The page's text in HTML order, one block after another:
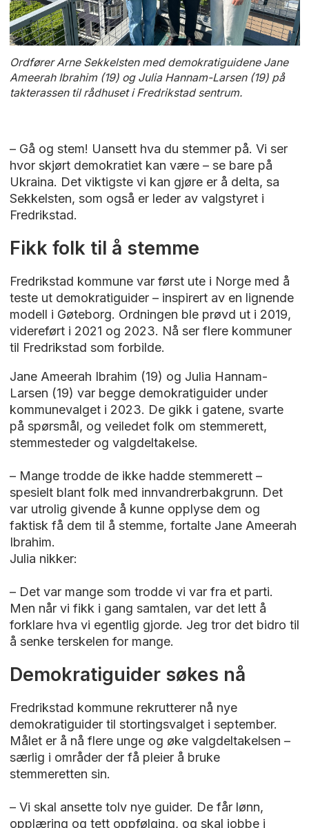
Ordfører Arne Sekkelsten med demokratiguidene Jane
Ameerah Ibrahim (19) og Julia Hannam-Larsen (19) på
takterassen til rådhuset i Fredrikstad sentrum.
– Gå og stem! Uansett hva du stemmer på. Vi ser
hvor skjørt demokratiet kan være – se bare på
Ukraina. Det viktigste vi kan gjøre er å delta, sa
Sekkelsten, som også er leder av valgstyret i
Fredrikstad.
Fikk folk til å stemme
Fredrikstad kommune var først ute i Norge med å
teste ut demokratiguider – inspirert av en lignende
modell i Gøteborg. Ordningen ble prøvd ut i 2019,
videreført i 2021 og 2023. Nå ser flere kommuner
til Fredrikstad som forbilde.
Jane Ameerah Ibrahim (19) og Julia Hannam-
Larsen (19) var begge demokratiguider under
kommunevalget i 2023. De gikk i gatene, svarte
på spørsmål, og veiledet folk om stemmerett,
stemmesteder og valgdeltakelse.
– Mange trodde de ikke hadde stemmerett –
spesielt blant folk med innvandrerbakgrunn. Det
var utrolig givende å kunne opplyse dem og
faktisk få dem til å stemme, fortalte Jane Ameerah
Ibrahim.
Julia nikker:
– Det var mange som trodde vi var fra et parti.
Men når vi fikk i gang samtalen, var det lett å
forklare hva vi egentlig gjorde. Jeg tror det bidro til
å senke terskelen for mange.
Demokratiguider søkes nå
Fredrikstad kommune rekrutterer nå nye
demokratiguider til stortingsvalget i september.
Målet er å nå flere unge og øke valgdeltakelsen –
særlig i områder der få pleier å bruke
stemmeretten sin.
– Vi skal ansette tolv nye guider. De får lønn,
opplæring og tett oppfølging, og skal jobbe i